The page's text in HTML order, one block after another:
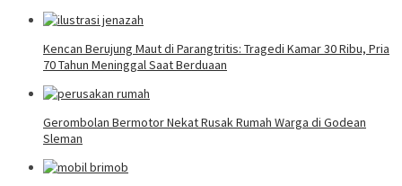
Kencan Berujung Maut di Parangtritis: Tragedi Kamar 30 Ribu, Pria
70 Tahun Meninggal Saat Berduaan
Gerombolan Bermotor Nekat Rusak Rumah Warga di Godean
Sleman